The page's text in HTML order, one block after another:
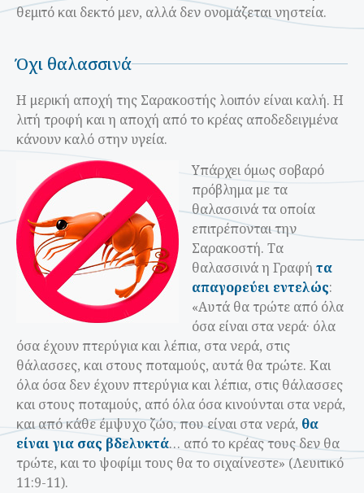
θεμιτό και δεκτό μεν, αλλά δεν ονομάζεται νηστεία.
Όχι θαλασσινά
Η μερική αποχή της Σαρακοστής λοιπόν είναι καλή. Η
λιτή τροφή και η αποχή από το κρέας αποδεδειγμένα
κάνουν καλό στην υγεία.
Υπάρχει όμως σοβαρό
πρόβλημα με τα
θαλασσινά τα οποία
επιτρέπονται την
Σαρακοστή. Τα
θαλασσινά η Γραφή τα
απαγορεύει εντελώς:
«Αυτά θα τρώτε από όλα
όσα είναι στα νερά· όλα
όσα έχουν πτερύγια και λέπια, στα νερά, στις
θάλασσες, και στους ποταμούς, αυτά θα τρώτε. Και
όλα όσα δεν έχουν πτερύγια και λέπια, στις θάλασσες
και στους ποταμούς, από όλα όσα κινούνται στα νερά,
και από κάθε έμψυχο ζώο, που είναι στα νερά, θα
είναι για σας βδελυκτά… από το κρέας τους δεν θα
τρώτε, και το ψοφίμι τους θα το σιχαίνεστε» (Λευιτικό
11:9-11).